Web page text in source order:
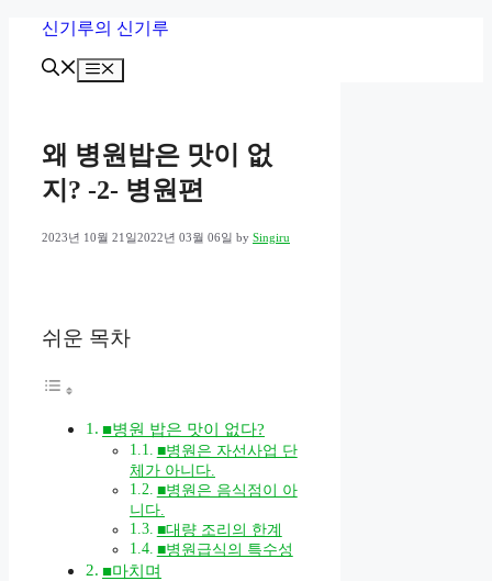
content
신기루의 신기루
Menu
왜 병원밥은 맛이 없
지? -2- 병원편
2023년 10월 21일2022년 03월 06일 by Singiru
쉬운 목차
■병원 밥은 맛이 없다?
■병원은 자선사업 단
체가 아니다.
■병원은 음식점이 아
니다.
■대량 조리의 한계
■병원급식의 특수성
■마치며